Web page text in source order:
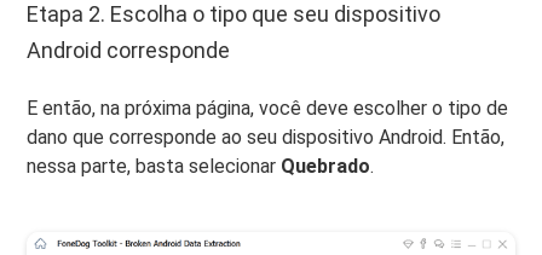
Etapa 2. Escolha o tipo que seu dispositivo
Android corresponde
E então, na próxima página, você deve escolher o tipo de
dano que corresponde ao seu dispositivo Android. Então,
nessa parte, basta selecionar Quebrado.